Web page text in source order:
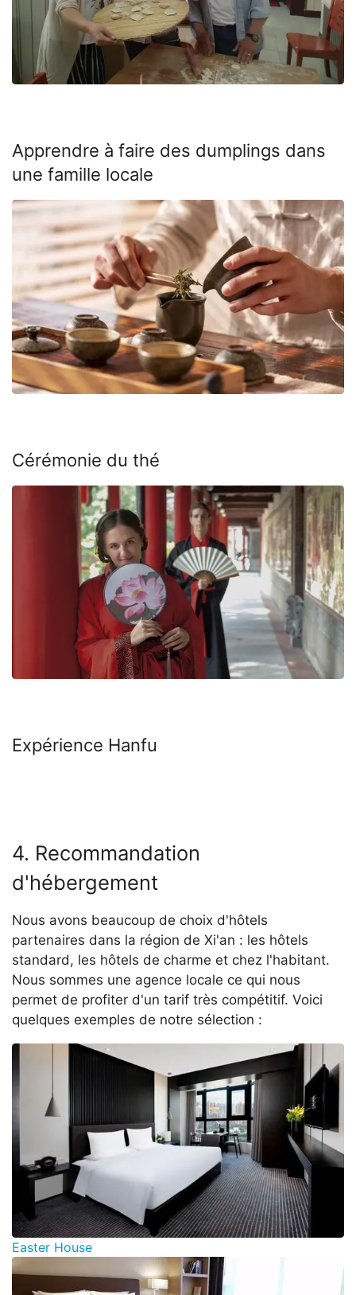
Apprendre à faire des dumplings dans
une famille locale
Cérémonie du thé
Expérience Hanfu
4. Recommandation
d'hébergement
Nous avons beaucoup de choix d'hôtels
partenaires dans la région de Xi'an : les hôtels
standard, les hôtels de charme et chez l'habitant.
Nous sommes une agence locale ce qui nous
permet de profiter d'un tarif très compétitif. Voici
quelques exemples de notre sélection :
Easter House